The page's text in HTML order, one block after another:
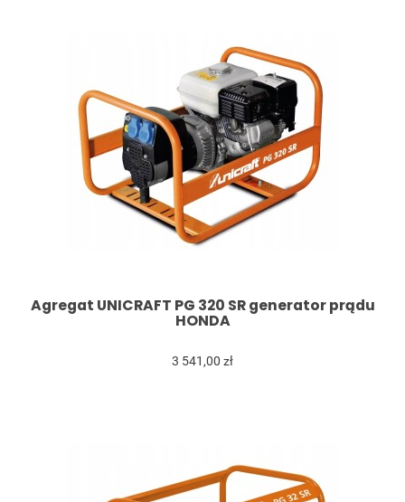
Agregat UNICRAFT PG 320 SR generator prądu
HONDA
3 541,00 zł